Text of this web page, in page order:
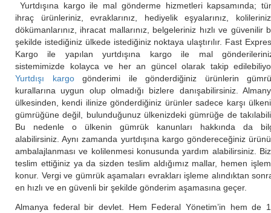
Yurtdışına kargo ile mal gönderme hizmetleri kapsamında;
ihraç ürünleriniz, evraklarınız, hediyelik eşyalarınız,
dökümanlarınız, ihracat mallarınız, belgeleriniz hızlı ve güvenilir
şekilde istediğiniz ülkede istediğiniz noktaya ulaştırılır. Fast
Kargo ile yapılan yurtdışına kargo ile mal
sistemimizde kolayca ve her an güncel olarak takip
Yurtdışı kargogönderimi ile gönderdiğiniz ürünlerin
kurallarına uygun olup olmadığı bizlere danışabilirsiniz.
ülkesinden, kendi ilinize gönderdiğiniz ürünler sadece karşı
gümrüğüne değil, bulunduğunuz ülkenizdeki gümrüğe de
Bu nedenle o ülkenin gümrük kanunları hakkında da
alabilirsiniz. Aynı zamanda yurtdışına kargo göndereceğiniz
ambalajlanması ve kolilenmesi konusunda yardım alabilirsiniz.
teslim ettiğiniz ya da sizden teslim aldığımız mallar, hemen
konur. Vergi ve gümrük aşamaları evrakları işleme alındıktan
en hızlı ve en güvenli bir şekilde gönderim aşamasına geçer.
Almanya federal bir devlet. Hem Federal Yönetim’in hem de